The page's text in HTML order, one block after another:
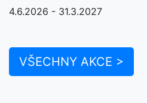
4.6.2026 - 31.3.2027
VŠECHNY AKCE >